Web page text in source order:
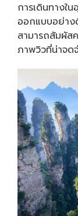
การเดินทางใ
ออกแบบอย่าง
สามารถสัมผัส
ภาพวิวที่น่าจด